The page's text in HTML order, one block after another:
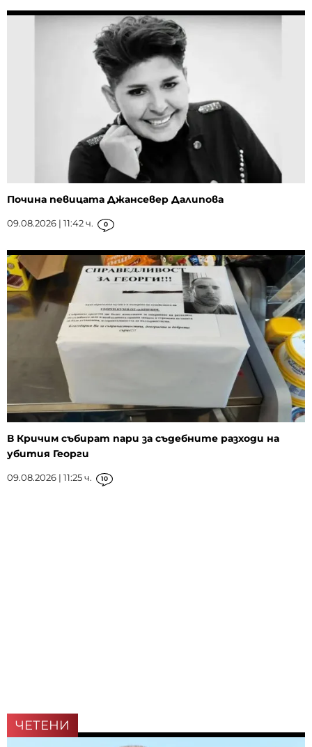
Почина певицата Джансевер Далипова
09.08.2026 | 11:42 ч. 0
В Кричим събират пари за съдебните разходи на
убития Георги
09.08.2026 | 11:25 ч. 10
ЧЕТЕНИ